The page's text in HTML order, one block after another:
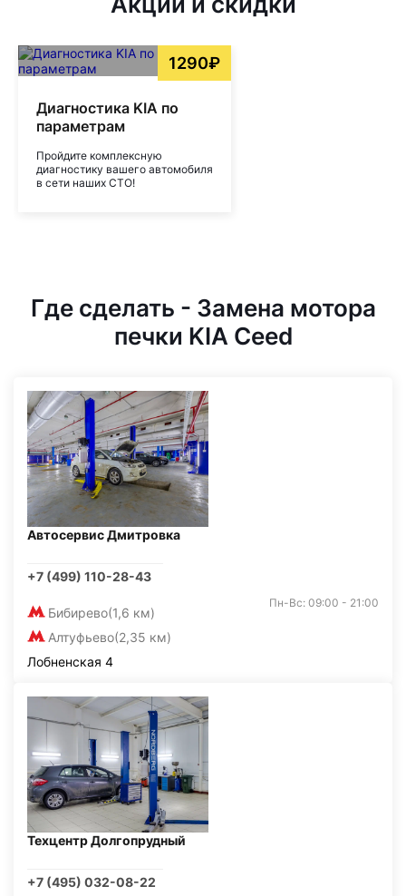
1290₽
Диагностика KIA по
параметрам
Пройдите комплексную
диагностику вашего автомобиля
в сети наших СТО!
Где сделать - Замена мотора
печки KIA Ceed
Автосервис Дмитровка
+7 (499) 110-28-43
Бибирево(1,6 км)
Алтуфьево(2,35 км)
Пн-Вс: 09:00 - 21:00
Лобненская 4
Техцентр Долгопрудный
+7 (495) 032-08-22